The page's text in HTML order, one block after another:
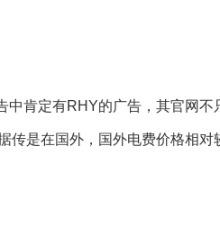
肯定有RHY的广告，其官网不
传是在国外，国外电费价格相